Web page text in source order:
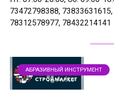
73472798388,
78312578977, 78432214141
АБРАЗИВНЫЙ ИНСТРУМЕНТ